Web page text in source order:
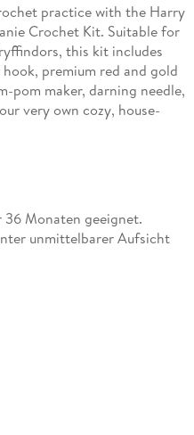
practice with the Harry
Crochet Kit. Suitable for
this kit includes
premium red and gold
pom maker, darning needle,
very own cozy, house-
book packed with
details from the
Whether you’re an expert
project is perfect for
patch, pom-pom
hat!
facts, behind-the-scenes
included 32-page guide to
Monaten geeignet.
unmittelbarer Aufsicht